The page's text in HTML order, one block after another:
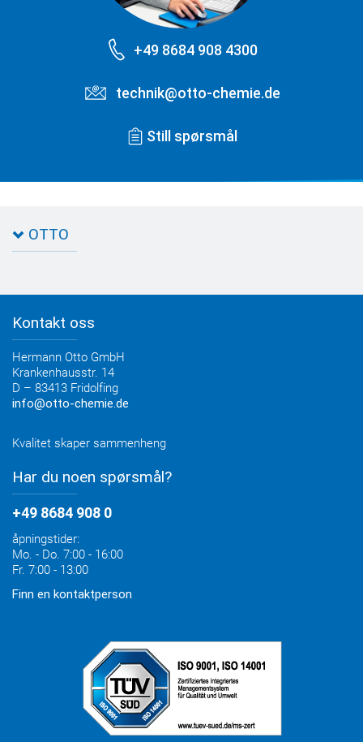
+49 8684 908 4300
technik@otto-chemie.de
Still spørsmål
OTTO
OTTOSEAL® fugemasser
Kontakt oss
Hermann Otto GmbH
Krankenhausstr. 14
D – 83413 Fridolfing
info@otto-chemie.de
Kvalitet skaper sammenheng
Har du noen spørsmål?
+49 8684 908 0
åpningstider:
Mo. - Do. 7:00 - 16:00
Fr. 7:00 - 13:00
Finn en kontaktperson